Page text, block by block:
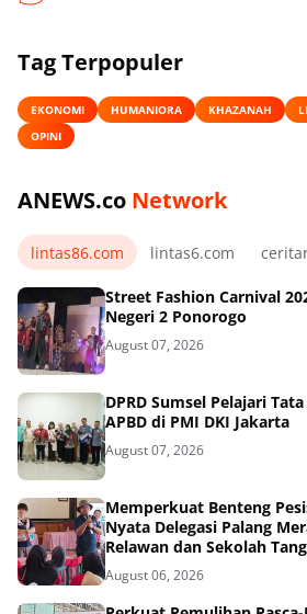
Tag Terpopuler
EKONOMI HUMANIORA KHAZANAH
OPINI
ANEWS.co Network
lintas86.com lintas6.com
Street Fashion Carnival
Negeri 2 Ponorogo
August 07, 2026
DPRD Sumsel Pelajari
APBD di PMI DKI Jakarta
August 07, 2026
Memperkuat Benteng
Nyata Delegasi Palang
Relawan dan Sekolah
August 06, 2026